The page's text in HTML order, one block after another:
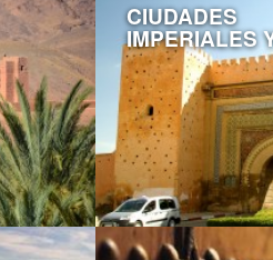
CIUDADES
IMPERIALES